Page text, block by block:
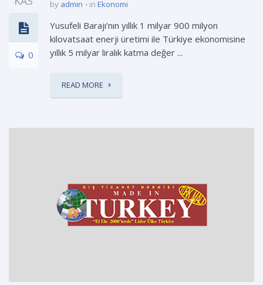
0
by admin in Ekonomi
Yusufeli Barajı’nın yıllık 1 milyar 900 milyon
kilovatsaat enerji üretimi ile Türkiye ekonomisine
yıllık 5 milyar liralık katma değer ...
READ MORE